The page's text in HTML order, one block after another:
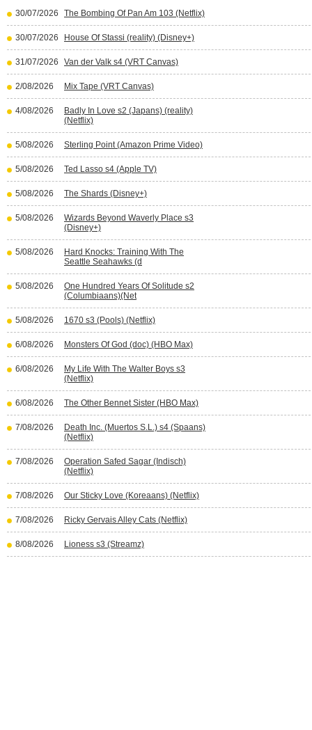
30/07/2026 The Bombing Of Pan Am 103 (Netflix)
30/07/2026 House Of Stassi (reality) (Disney+)
31/07/2026 Van der Valk s4 (VRT Canvas)
2/08/2026 Mix Tape (VRT Canvas)
4/08/2026
Badly In Love s2 (Japans) (reality)
(Netflix)
5/08/2026 Sterling Point (Amazon Prime Video)
5/08/2026 Ted Lasso s4 (Apple TV)
5/08/2026 The Shards (Disney+)
5/08/2026
Wizards Beyond Waverly Place s3
(Disney+)
5/08/2026
Hard Knocks: Training With The
Seattle Seahawks (d
5/08/2026
One Hundred Years Of Solitude s2
(Columbiaans)(Net
5/08/2026 1670 s3 (Pools) (Netflix)
6/08/2026 Monsters Of God (doc) (HBO Max)
6/08/2026
My Life With The Walter Boys s3
(Netflix)
6/08/2026 The Other Bennet Sister (HBO Max)
7/08/2026
Death Inc. (Muertos S.L.) s4 (Spaans)
(Netflix)
7/08/2026
Operation Safed Sagar (Indisch)
(Netflix)
7/08/2026 Our Sticky Love (Koreaans) (Netflix)
7/08/2026 Ricky Gervais Alley Cats (Netflix)
8/08/2026 Lioness s3 (Streamz)